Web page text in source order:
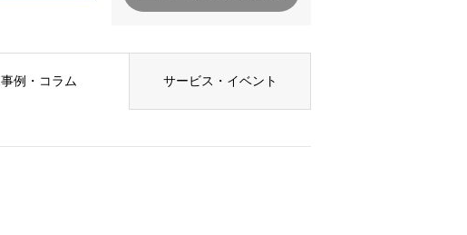
事例・コラム サービス・イベント